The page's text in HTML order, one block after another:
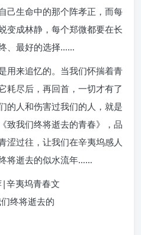
己生命中的那个阵孝正，而每
变成林静，每个郑微都要在长
、最好的选择……
用来追忆的。当我们怀揣着青
耗尽后，再回首，一切才有了
人和伤害过我们的人，就是
致我们终将逝去的青春》，品
涩过往，让我们在辛夷坞感人
将逝去的似水流年……